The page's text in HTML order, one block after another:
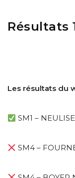
Résultats
Les résultats du
SM1 –
SM4 –